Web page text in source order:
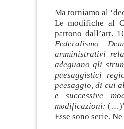
Ma torniamo al
Le modifiche al
partono dall’art.
Federalismo
amministrativi
adeguano gli
paesaggistici
paesaggio, di cui
e successive
modificazioni:
Esse sono serie.